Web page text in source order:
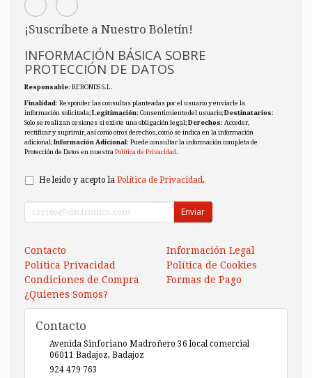
¡Suscríbete a Nuestro Boletín!
INFORMACIÓN BÁSICA SOBRE
PROTECCIÓN DE DATOS
Responsable: REBONDS S.L.
Finalidad: Responder las consultas planteadas por el usuario y enviarle la
información solicitada;Legitimación: Consentimiento del usuario;Destinatarios:
Solo se realizan cesiones si existe una obligación legal;Derechos: Acceder,
rectificar y suprimir, así como otros derechos, como se indica en la información
adicional;Información Adicional: Puede consultar la información completa de
Protección de Datos en nuestra Política de Privacidad.
He leído y acepto la Política de Privacidad .
Enviar
Contacto
Información Legal
Política Privacidad
Política de Cookies
Condiciones de Compra
Formas de Pago
¿Quienes Somos?
Contacto
Avenida Sinforiano Madroñero 36 local comercial
06011 Badajoz, Badajoz
924 479 763